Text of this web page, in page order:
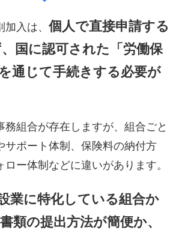
入は、 個人で直接申請する
国に認可された「労働保
通じて手続きする必要が
務組合が存在しますが、組合ごと
サポート体制、保険料の納付方
ー体制などに違いがあります。
業に特化している組合か
類の提出方法が簡便か、